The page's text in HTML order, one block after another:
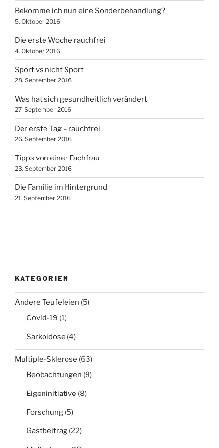
Bekomme ich nun eine Sonderbehandlung?
5. Oktober 2016
Die erste Woche rauchfrei
4. Oktober 2016
Sport vs nicht Sport
28. September 2016
Was hat sich gesundheitlich verändert
27. September 2016
Der erste Tag – rauchfrei
26. September 2016
Tipps von einer Fachfrau
23. September 2016
Die Familie im Hintergrund
21. September 2016
KATEGORIEN
Andere Teufeleien (5)
Covid-19 (1)
Sarkoidose (4)
Multiple-Sklerose (63)
Beobachtungen (9)
Eigeninitiative (8)
Forschung (5)
Gastbeitrag (22)